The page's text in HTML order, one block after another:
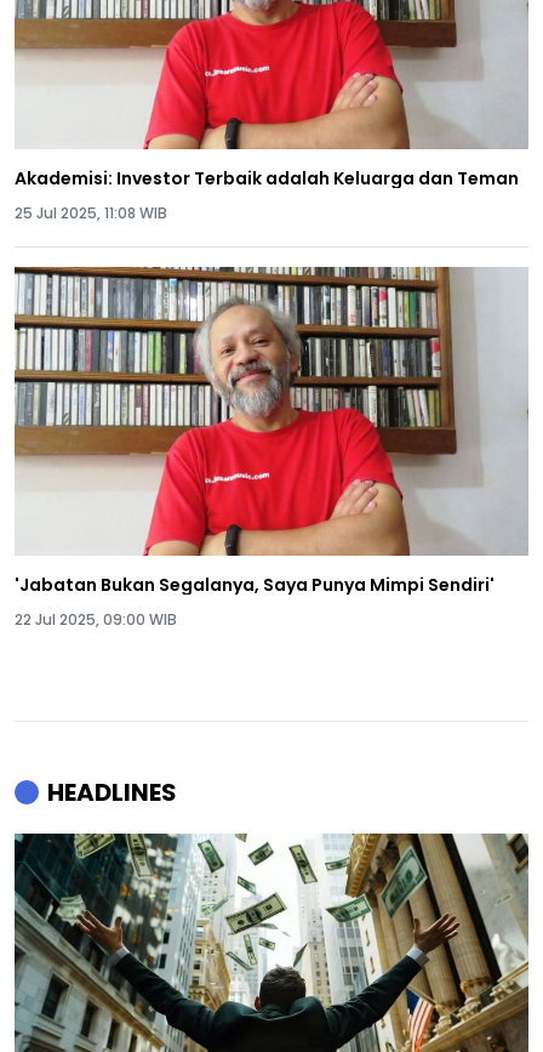
Akademisi: Investor Terbaik adalah Keluarga dan Teman
25 Jul 2025, 11:08 WIB
'Jabatan Bukan Segalanya, Saya Punya Mimpi Sendiri'
22 Jul 2025, 09:00 WIB
HEADLINES